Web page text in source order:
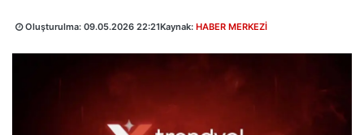
Oluşturulma: 09.05.2026 22:21Kaynak: HABER MERKEZİ